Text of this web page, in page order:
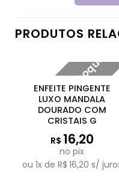
PRODUTOS
Fora de estoque
ENFEITE PINGENTE
LUXO MANDALA
DOURADO COM
CRISTAIS G
R$ 16,20
no pix
ou 1x de R$ 16,20 s/